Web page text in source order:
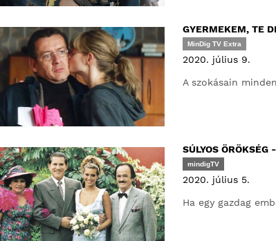
GYERMEKEM, TE
MinDig TV Extra
2020. július 9.
A szokásain
SÚLYOS
mindigTV
2020. július 5.
Ha egy gazdag